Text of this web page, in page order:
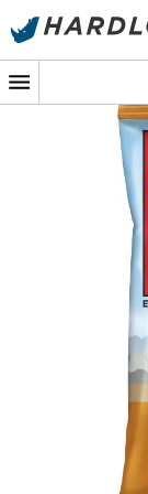
Protein (g):
varav
Fett (g):
varav
Fibrer (g):
Natrium
Vitamin A
Vitamin D
Vitamin E
Vitamin C
Thiamin